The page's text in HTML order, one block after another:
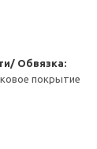
Обвязка:
покрытие